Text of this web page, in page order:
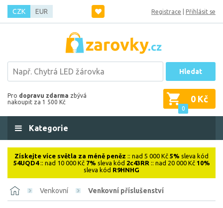
CZK EUR Registrace Přihlásit se
Hledat
Pro dopravu zdarma zbývá
nakoupit za 1 500 Kč
0
0 Kč
Kategorie
Získejte více světla za méně peněz :: nad 5 000 Kč 5% sleva kód
54UQD4:: nad 10 000 Kč 7% sleva kód 2c43RR :: nad 20 000 Kč 10%
sleva kód R9HNHG
Venkovní Venkovní příslušenství